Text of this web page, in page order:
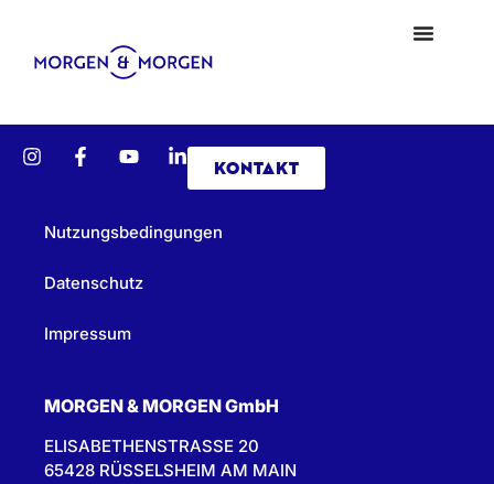
KONTAKT
Nutzungsbedingungen
Datenschutz
Impressum
MORGEN & MORGEN GmbH
ELISABETHENSTRASSE 20
65428 RÜSSELSHEIM AM MAIN